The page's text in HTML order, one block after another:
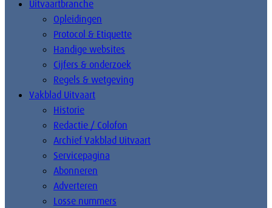
Uitvaartbranche
Opleidingen
Protocol & Etiquette
Handige websites
Cijfers & onderzoek
Regels & wetgeving
Vakblad Uitvaart
Historie
Redactie / Colofon
Archief Vakblad Uitvaart
Servicepagina
Abonneren
Adverteren
Losse nummers